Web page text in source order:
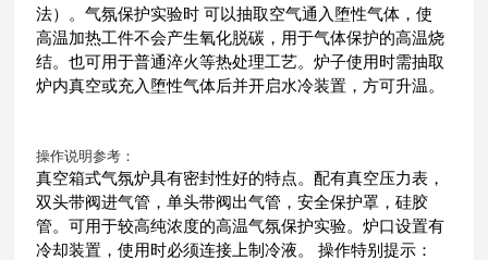
法）。气氛保护实验时 可以抽取空气通入堕性气体，使
高温加热工件不会产生氧化脱碳，用于气体保护的高温烧
结。也可用于普通淬火等热处理工艺。炉子使用时需抽取
炉内真空或充入堕性气体后并开启水冷装置，方可升温。
操作说明参考：
真空箱式气氛炉具有密封性好的特点。配有真空压力表，
双头带阀进气管，单头带阀出气管，安全保护罩，硅胶
管。可用于较高纯浓度的高温气氛保护实验。炉口设置有
冷却装置，使用时必须连接上制冷液。 操作特别提示：